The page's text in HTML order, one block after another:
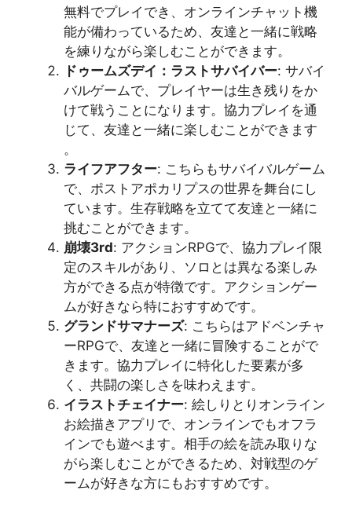
無料でプレイでき、オンラインチャット機
能が備わっているため、友達と一緒に戦略
を練りながら楽しむことができます​​。
ドゥームズデイ：ラストサバイバー: サバイ
バルゲームで、プレイヤーは生き残りをか
けて戦うことになります。協力プレイを通
じて、友達と一緒に楽しむことができます​​
。
ライフアフター: こちらもサバイバルゲーム
で、ポストアポカリプスの世界を舞台にし
ています。生存戦略を立てて友達と一緒に
挑むことができます​​。
崩壊3rd: アクションRPGで、協力プレイ限
定のスキルがあり、ソロとは異なる楽しみ
方ができる点が特徴です。アクションゲー
ムが好きなら特におすすめです​​。
グランドサマナーズ: こちらはアドベンチャ
ーRPGで、友達と一緒に冒険することがで
きます。協力プレイに特化した要素が多
く、共闘の楽しさを味わえます​​。
イラストチェイナー: 絵しりとりオンライン
お絵描きアプリで、オンラインでもオフラ
インでも遊べます。相手の絵を読み取りな
がら楽しむことができるため、対戦型のゲ
ームが好きな方にもおすすめです​​。